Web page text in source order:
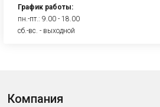
График работы:
пн.-пт.: 9.00 - 18.00
сб.-вс. - выходной
Компания